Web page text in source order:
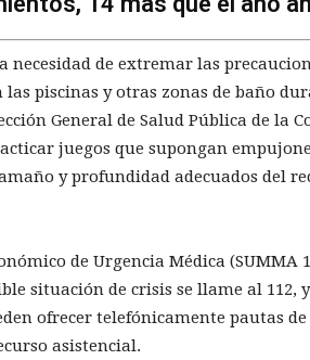
necesidad de extremar las
piscinas y otras zonas de baño
General de Salud Pública de la
juegos que supongan
y profundidad adecuados del
de Urgencia Médica (SUMMA
situación de crisis se llame al 112,
ofrecer telefónicamente pautas
asistencial.